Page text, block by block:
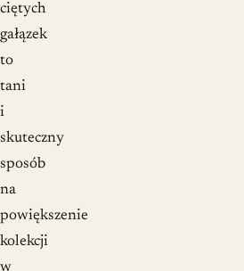
ciętych
gałązek
to
tani
i
skuteczny
sposób
na
powiększenie
kolekcji
w